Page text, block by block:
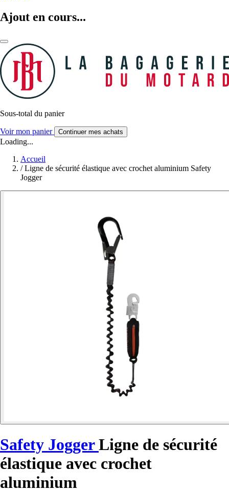
Ajout en cours...
Sous-total du panier
Voir mon panier Continuer mes achats
Loading...
Accueil
/ Ligne de sécurité élastique avec crochet aluminium Safety
Jogger
Safety JoggerLigne de sécurité
élastique avec crochet
aluminium